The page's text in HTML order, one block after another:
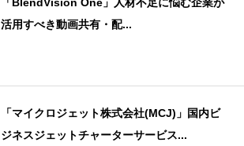
活用すべき動画共有・配...
「マイクロジェット株式会社(MCJ)」国内ビ
ジネスジェットチャーターサービス...